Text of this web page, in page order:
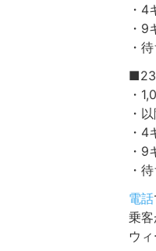
・
・
・
・
・
・
・
・
電話
乗
ウ